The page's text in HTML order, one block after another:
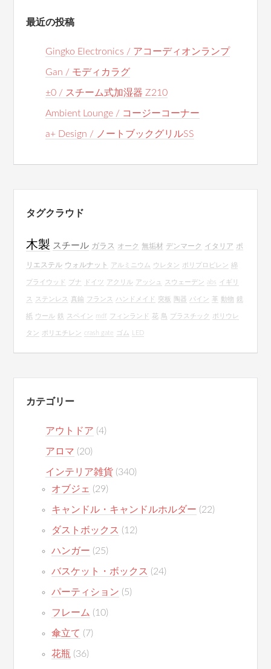
最近の投稿
Gingko Electronics / アコーディオンランプ
Gan / モディカラグ
±0 / スチーム式加湿器 Z210
Ambient Lounge / コージーコーナー
a+ Design / ノートブックグリルSS
タグクラウド
木製 スチール ガラス オーク 無垢材 デンマーク イタリア ポ
リエステル ウォルナット アルミニウム ウレタン ポリプロピレン 綿
プライウッド ブナ ドイツ アクリル アッシュ スウェーデン abs イギリ
ス ステンレス 真鍮 フランス ハンドメイド 突板 陶器 パイン 革 動物 鏡
紙 ウール 鉄 スペイン mdf フィンランド 花 鳥 プラスチック ポリウレ
タン ポリエチレン crash gate ゴム LED
カテゴリー
アウトドア (4)
アロマ (20)
インテリア雑貨 (340)
オブジェ (29)
キャンドル・キャンドルホルダー (22)
ダストボックス (12)
ハンガー (25)
バスケット・ボックス (24)
パーティション (5)
フレーム (10)
傘立て (7)
花瓶 (36)